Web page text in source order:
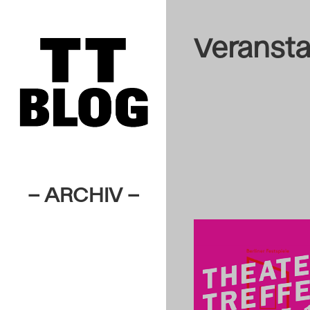
– ARCHIV –